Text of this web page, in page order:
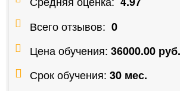
Всего отзывов: 0
Цена обучения: 36000.00 руб.
Срок обучения: 30 мес.